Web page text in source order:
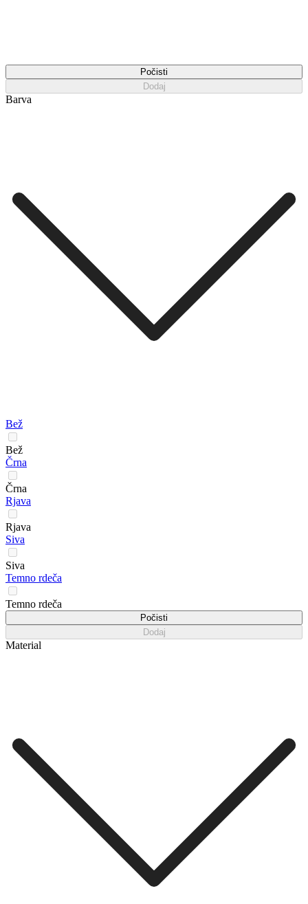
Počisti
Dodaj
Barva
Bež
Bež
Črna
Črna
Rjava
Rjava
Siva
Siva
Temno rdeča
Temno rdeča
Počisti
Dodaj
Material